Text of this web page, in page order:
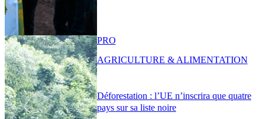
Déforestation : l’UE n’inscrira que quatre
pays sur sa liste noire
PRO
AGRICULTURE & ALIMENTATION